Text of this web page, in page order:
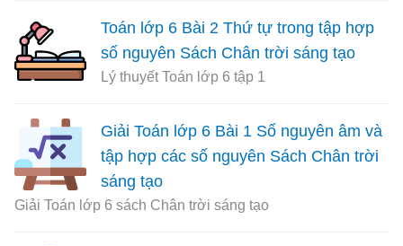
Toán lớp 6 Bài 2 Thứ tự trong tập hợp
số nguyên Sách Chân trời sáng tạo
Lý thuyết Toán lớp 6 tập 1
Giải Toán lớp 6 Bài 1 Số nguyên âm và
tập hợp các số nguyên Sách Chân trời
sáng tạo
Giải Toán lớp 6 sách Chân trời sáng tạo